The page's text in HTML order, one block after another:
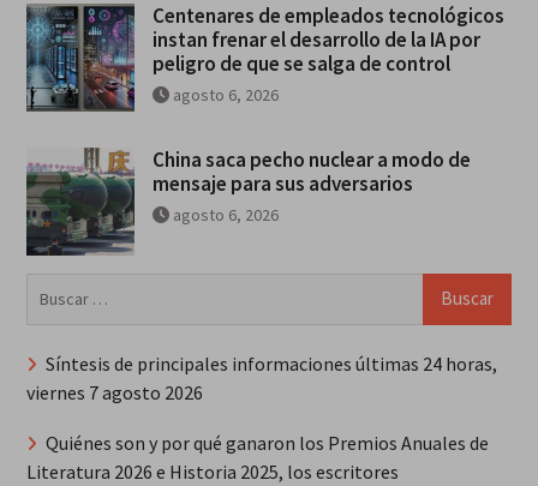
Centenares de empleados tecnológicos
instan frenar el desarrollo de la IA por
peligro de que se salga de control
agosto 6, 2026
China saca pecho nuclear a modo de
mensaje para sus adversarios
agosto 6, 2026
Síntesis de principales informaciones últimas 24 horas,
viernes 7 agosto 2026
Quiénes son y por qué ganaron los Premios Anuales de
Literatura 2026 e Historia 2025, los escritores